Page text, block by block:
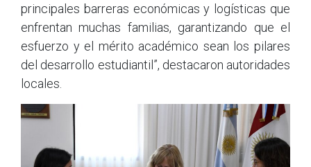
principales barreras económicas y logísticas que
enfrentan muchas familias, garantizando que el
esfuerzo y el mérito académico sean los pilares
del desarrollo estudiantil”, destacaron autoridades
locales.